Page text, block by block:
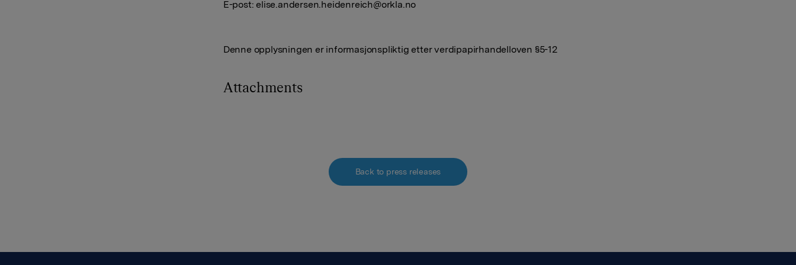
E-post: elise.andersen.heidenreich@orkla.no
Denne opplysningen er informasjonspliktig etter verdipapirhandelloven §5-12
Attachments
Back to press releases